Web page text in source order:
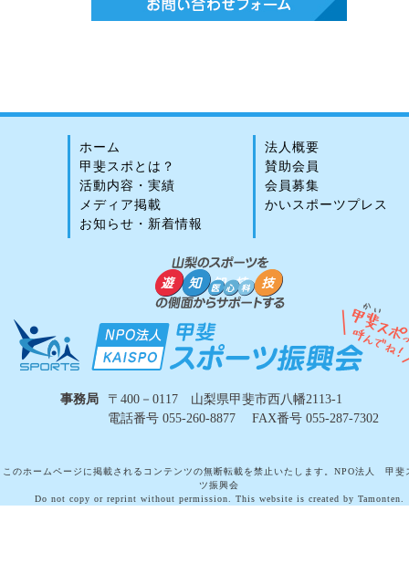
法人概要
賛助会員
会員募集
かいスポーツプレス
ホーム
甲斐スポとは？
活動内容・実績
メディア掲載
お知らせ・新着情報
事務局
〒400－0117 山梨県甲斐市西八幡2113-1
電話番号 055-260-8877 FAX番号 055-287-7302
このホームページに掲載されるコンテンツの無断転載を禁止いたします。NPO法人 甲斐
ツ振興会
Do not copy or reprint without permission. This website is created by Tamonten.